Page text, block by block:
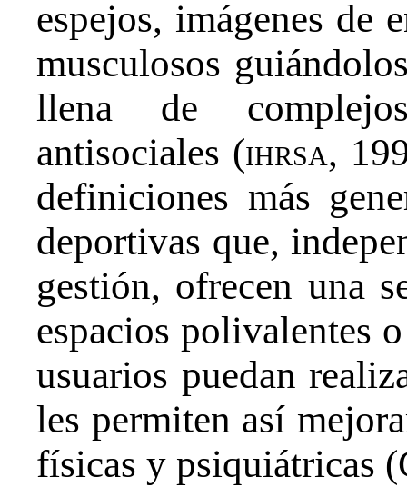
espejos, imágenes de
musculosos
llena de
antisociales (ihrsa,
definiciones más
deportivas que,
gestión, ofrecen una
espacios polivalentes
usuarios puedan
les permiten así
físicas y psiquiátricas